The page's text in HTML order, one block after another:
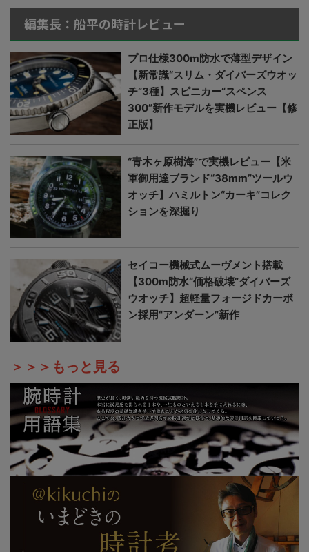
編集長：船平の時計レビュー
プロ仕様300m防水で薄型デザイン
【新常識“スリム・ダイバーズウオッ
チ”3種】スピニカー“スペンス
300”新作モデルを実機レビュー【修
正版】
“青木ヶ原樹海”で実機レビュー【米
軍御用達ブランド“38mm”ツールウ
オッチ】ハミルトン“カーキ”コレク
ションを深掘り
セイコー機械式ムーヴメント搭載
【300m防水“価格破壊”ダイバーズ
ウオッチ】超軽量フォージドカーボ
ン採用“アンダーン”新作
＞＞＞もっと見る